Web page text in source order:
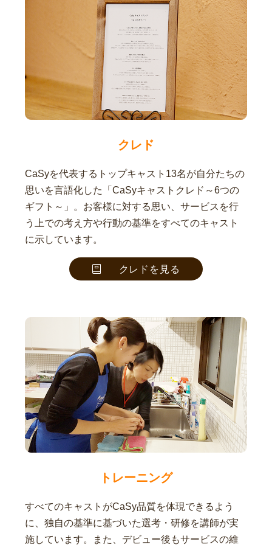
クレド
CaSyを代表するトップキャスト13名が自分たちの
思いを言語化した「CaSyキャストクレド～6つの
ギフト～」。お客様に対する思い、サービスを行
う上での考え方や行動の基準をすべてのキャスト
に示しています。
クレドを見る
トレーニング
すべてのキャストがCaSy品質を体現できるよう
に、独自の基準に基づいた選考・研修を講師が実
施しています。また、デビュー後もサービスの維